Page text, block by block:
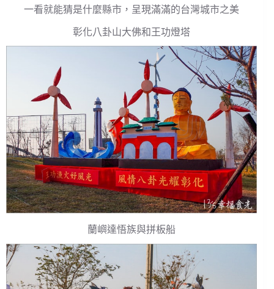
一看就能猜是什麼縣市，呈現滿滿的台灣城市之美
彰化八卦山大佛和王功燈塔
蘭嶼達悟族與拼板船